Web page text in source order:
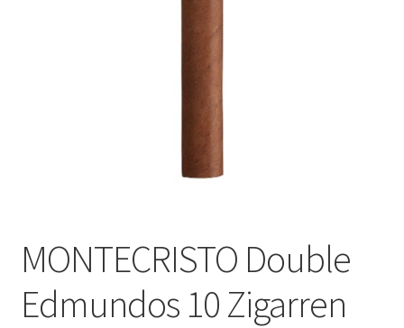
MONTECRISTO Double
Edmundos 10 Zigarren